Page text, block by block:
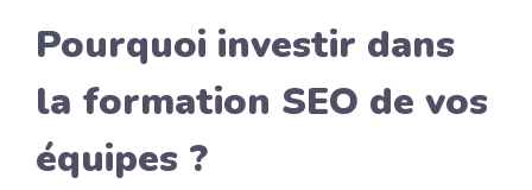
Pourquoi investir dans
la formation SEO de vos
équipes ?